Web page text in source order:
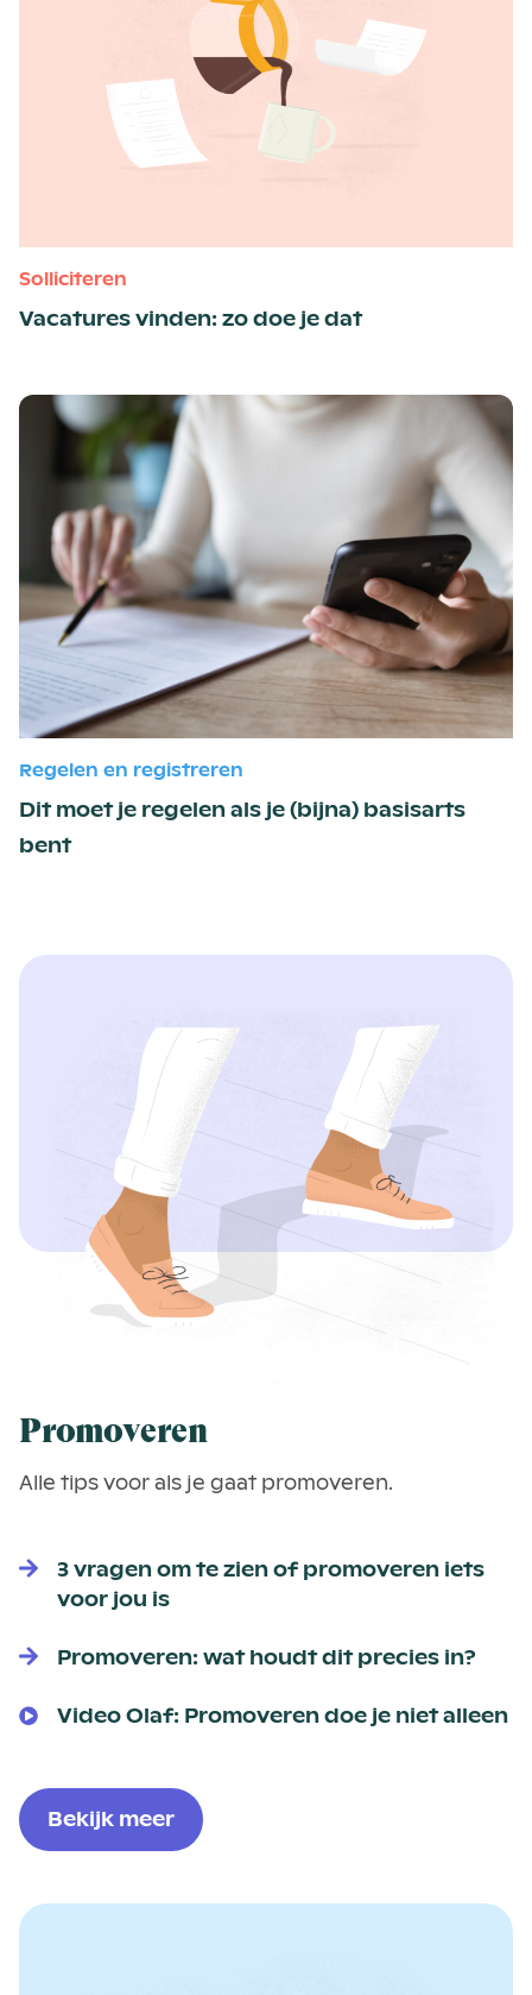
Solliciteren
Vacatures vinden: zo doe je dat
Regelen en registreren
Dit moet je regelen als je (bijna) basisarts
bent
Promoveren
Alle tips voor als je gaat promoveren.
3 vragen om te zien of promoveren iets
voor jou is
Promoveren: wat houdt dit precies in?
Video Olaf: Promoveren doe je niet alleen
Bekijk meer